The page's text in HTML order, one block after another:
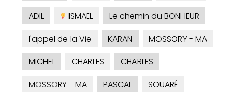
ADIL
ISMAËL
Le chemin du BONHEUR
l'appel de la Vie
KARAN
MOSSORY - MA
MICHEL
CHARLES
CHARLES
MOSSORY - MA
PASCAL
SOUARÉ